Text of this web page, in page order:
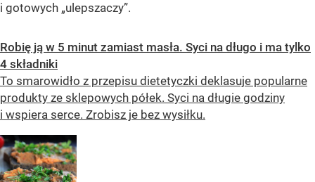
i gotowych „ulepszaczy”.
Robię ją w 5 minut zamiast masła. Syci na długo i ma tylko
4 składniki
To smarowidło z przepisu dietetyczki deklasuje popularne
produkty ze sklepowych półek. Syci na długie godziny
i wspiera serce. Zrobisz je bez wysiłku.